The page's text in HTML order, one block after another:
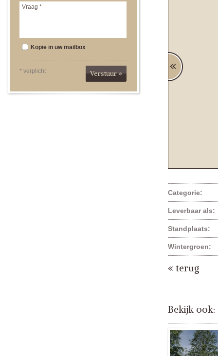
Kopie in uw mailbox
* verplicht Verstuur »
Categorie:
Leverbaar als:
Standplaats:
Wintergroen:
« terug
Bekijk ook: